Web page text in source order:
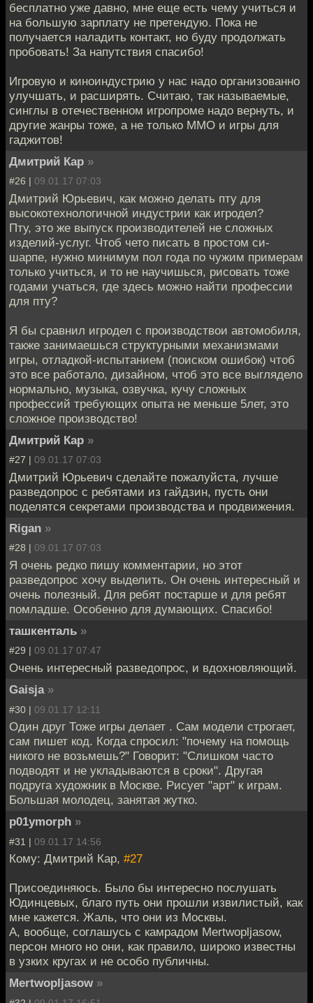
бесплатно уже давно, мне еще есть чему учиться и
на большую зарплату не претендую. Пока не
получается наладить контакт, но буду продолжать
пробовать! За напутствия спасибо!
Игровую и киноиндустрию у нас надо организованно
улучшать, и расширять. Считаю, так называемые,
синглы в отечественном игропроме надо вернуть, и
другие жанры тоже, а не только ММО и игры для
гаджитов!
Дмитрий Кар »
#26 | 09.01.17 07:03
Дмитрий Юрьевич, как можно делать пту для
высокотехнологичной индустрии как игродел?
Пту, это же выпуск производителей не сложных
изделий-услуг. Чтоб чето писать в простом си-
шарпе, нужно минимум пол года по чужим примерам
только учиться, и то не научишься, рисовать тоже
годами учаться, где здесь можно найти профессии
для пту?
Я бы сравнил игродел с производствои автомобиля,
также занимаешься структурными механизмами
игры, отладкой-испытанием (поиском ошибок) чтоб
это все работало, дизайном, чтоб это все выглядело
нормально, музыка, озвучка, кучу сложных
профессий требующих опыта не меньше 5лет, это
сложное производство!
Дмитрий Кар »
#27 | 09.01.17 07:03
Дмитрий Юрьевич сделайте пожалуйста, лучше
разведопрос с ребятами из гайдзин, пусть они
поделятся секретами производства и продвижения.
Rigan »
#28 | 09.01.17 07:03
Я очень редко пишу комментарии, но этот
разведопрос хочу выделить. Он очень интересный и
очень полезный. Для ребят постарше и для ребят
помладше. Особенно для думающих. Спасибо!
ташкенталь »
#29 | 09.01.17 07:47
Очень интересный разведопрос, и вдохновляющий.
Gaisja »
#30 | 09.01.17 12:11
Один друг Тоже игры делает . Сам модели строгает,
сам пишет код. Когда спросил: "почему на помощь
никого не возьмешь?" Говорит: "Слишком часто
подводят и не укладываются в сроки". Другая
подруга художник в Москве. Рисует "арт" к играм.
Большая молодец, занятая жутко.
p01ymorph »
#31 | 09.01.17 14:56
Кому: Дмитрий Кар, #27
Присоединяюсь. Было бы интересно послушать
Юдинцевых, благо путь они прошли извилистый, как
мне кажется. Жаль, что они из Москвы.
А, вообще, соглашусь с камрадом Mertwopljasow,
персон много но они, как правило, широко известны
в узких кругах и не особо публичны.
Mertwopljasow »